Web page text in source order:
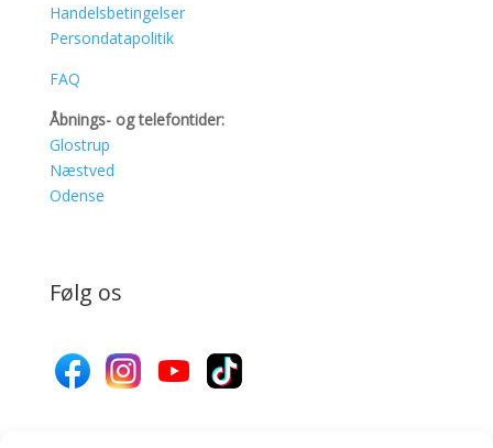
Handelsbetingelser
Persondatapolitik
FAQ
Åbnings- og telefontider:
Glostrup
Næstved
Odense
Følg os